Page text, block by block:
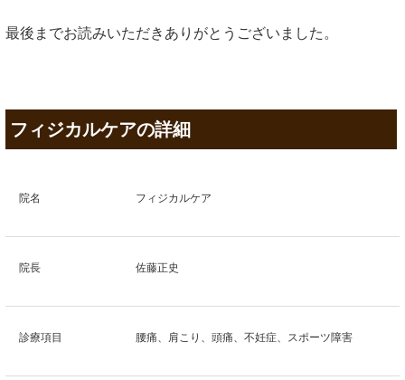
最後までお読みいただきありがとうございました。
フィジカルケアの詳細
院名 フィジカルケア
院長 佐藤正史
診療項目 腰痛、肩こり、頭痛、不妊症、スポーツ障害